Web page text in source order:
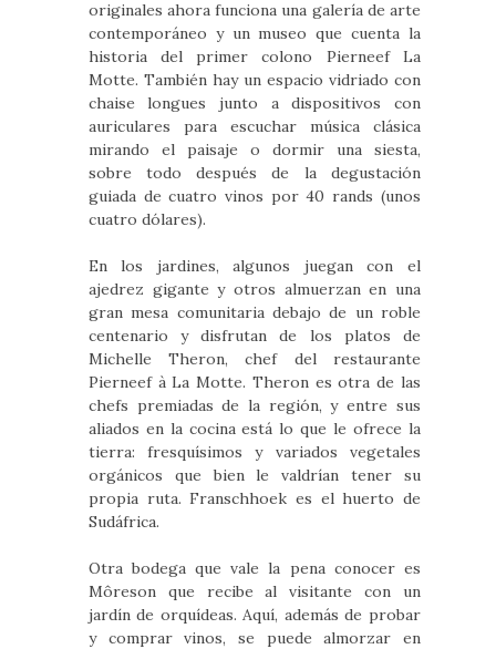
originales ahora funciona una galería de arte
contemporáneo y un museo que cuenta la
historia del primer colono Pierneef La
Motte. También hay un espacio vidriado con
chaise longues junto a dispositivos con
auriculares para escuchar música clásica
mirando el paisaje o dormir una siesta,
sobre todo después de la degustación
guiada de cuatro vinos por 40 rands (unos
cuatro dólares).
En los jardines, algunos juegan con el
ajedrez gigante y otros almuerzan en una
gran mesa comunitaria debajo de un roble
centenario y disfrutan de los platos de
Michelle Theron, chef del restaurante
Pierneef à La Motte. Theron es otra de las
chefs premiadas de la región, y entre sus
aliados en la cocina está lo que le ofrece la
tierra: fresquísimos y variados vegetales
orgánicos que bien le valdrían tener su
propia ruta. Franschhoek es el huerto de
Sudáfrica.
Otra bodega que vale la pena conocer es
Môreson que recibe al visitante con un
jardín de orquídeas. Aquí, además de probar
y comprar vinos, se puede almorzar en